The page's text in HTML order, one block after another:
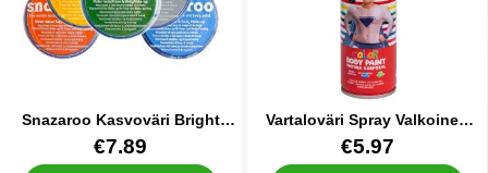
Snazaroo Kasvoväri Bright
Green
Tuote.nro 13648
€7.89
Vartaloväri Spray Valkoinen
200 ml
Tuote.nro 83102
€5.97